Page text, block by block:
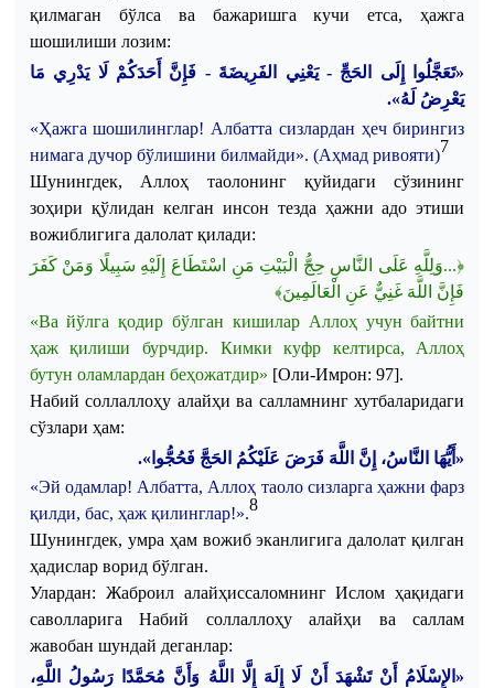
қилмаган
бўлса ва бажаришга кучи етса,
ҳажга
шошилиши лозим:
«تَعَجَّلُوا إِلَى الحَجِّ - يَعْنِي الفَرِيضَةَ - فَإِنَّ أَحَدَكُمْ لَا يَدْرِي مَا
يَعْرِضُ لَهُ».
«Ҳажга шошилинглар! Албатта сизлардан ҳеч бирингиз
нимага дучор бўлишини билмайди». (Аҳмад ривояти)7
Шунингдек, Аллоҳ таолонинг қуйидаги
сўзининг
зоҳири қўлидан келган инсон тезда ҳажни адо этиши
вожиблигига далолат қилади:
﴿...وَلِلَّهِ عَلَى النَّاسِ حِجُّ الْبَيْتِ مَنِ اسْتَطَاعَ إِلَيْهِ سَبِيلًا وَمَنْ كَفَرَ
فَإِنَّ اللَّهَ غَنِيٌّ عَنِ الْعَالَمِينَ﴾
«Ва йўлга қодир бўлган кишилар Аллоҳ учун байтни
ҳаж
қилиши бурчдир. Кимки куфр келтирса, Аллоҳ
бутун оламлардан беҳожатдир» [Оли-Имрон: 97].
Набий соллаллоҳу алайҳи ва салламнинг хутбаларидаги
сўзлари ҳам:
«أَيُّهَا النَّاسُ، إِنَّ اللَّهَ فَرَضَ عَلَيْكُمُ الحَجَّ فَحُجُّوا».
«Эй одамлар! Албатта, Аллоҳ таоло сизларга ҳажни фарз
қилди, бас, ҳаж қилинглар!».8
Шунингдек, умра ҳам вожиб эканлигига далолат қилган
ҳадислар ворид бўлган.
Улардан: Жаброил алайҳиссаломнинг Ислом ҳақидаги
саволларига
Набий соллаллоҳу алайҳи ва
саллам
жавобан шундай деганлар:
«الإِسْلَامُ أَنْ تَشْهَدَ أَنْ لَا إِلَهَ إِلَّا اللَّهُ وَأَنَّ مُحَمَّدًا رَسُولُ اللَّهِ،